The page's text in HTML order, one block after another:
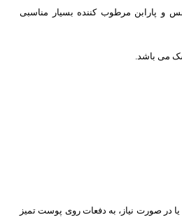
و پارابن مرطوب کننده بسیار مناسبی
می باشد.
در صورت نیاز، به دفعات روی پوست تمیز